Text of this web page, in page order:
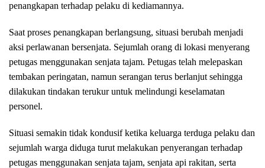
penangkapan terhadap pelaku di kediamannya.
Saat proses penangkapan berlangsung, situasi berubah menjadi
aksi perlawanan bersenjata. Sejumlah orang di lokasi menyerang
petugas menggunakan senjata tajam. Petugas telah melepaskan
tembakan peringatan, namun serangan terus berlanjut sehingga
dilakukan tindakan terukur untuk melindungi keselamatan
personel.
Situasi semakin tidak kondusif ketika keluarga terduga pelaku dan
sejumlah warga diduga turut melakukan penyerangan terhadap
petugas menggunakan senjata tajam, senjata api rakitan, serta